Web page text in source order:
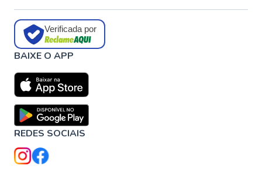
Verificada por
BAIXE O APP
REDES SOCIAIS